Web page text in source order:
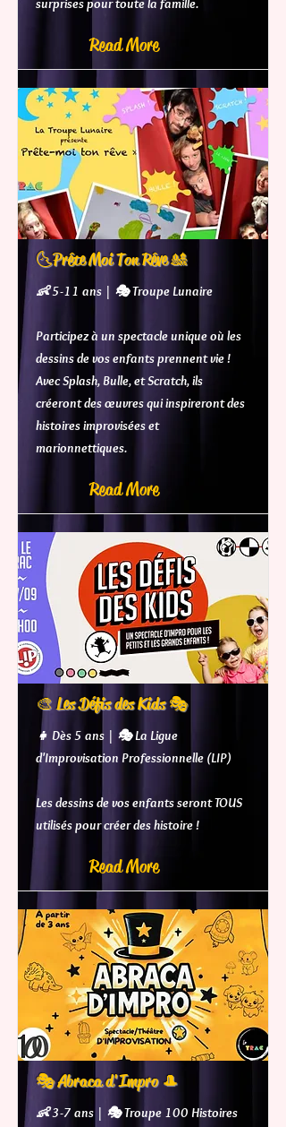
surprises pour toute la famille.
Read More
🌜Prête Moi Ton Rêve 🎎
👶 5-11 ans | 🎭 Troupe Lunaire
Participez à un spectacle unique où les
dessins de vos enfants prennent vie !
Avec Splash, Bulle, et Scratch, ils
créeront des œuvres qui inspireront des
histoires improvisées et
marionnettiques.
Read More
🎨 Les Défis des Kids 🎭
👧 Dès 5 ans | 🎭 La Ligue
d'Improvisation Professionnelle (LIP)
Les dessins de vos enfants seront TOUS
utilisés pour créer des histoire !
Read More
🎭 Abraca d'Impro 🎩
👶 3-7 ans | 🎭 Troupe 100 Histoires